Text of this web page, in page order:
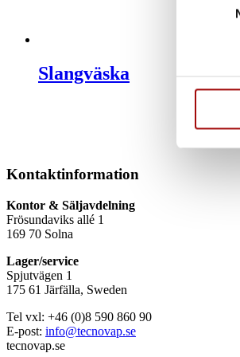
Ta
eller
sociala
till de
med
Slangväska
Kontaktinformation
Kontor & Säljavdelning
Frösundaviks allé 1
169 70 Solna
Lager/service
Spjutvägen 1
175 61 Järfälla, Sweden
Tel vxl: +46 (0)8 590 860 90
E-post: info@tecnovap.se
tecnovap.se